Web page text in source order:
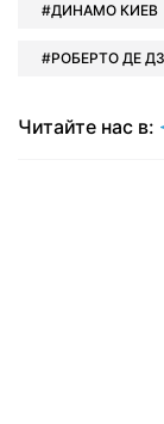
ДИНАМО КИЕВ
РОБЕРТО ДЕ
Читайте нас в: